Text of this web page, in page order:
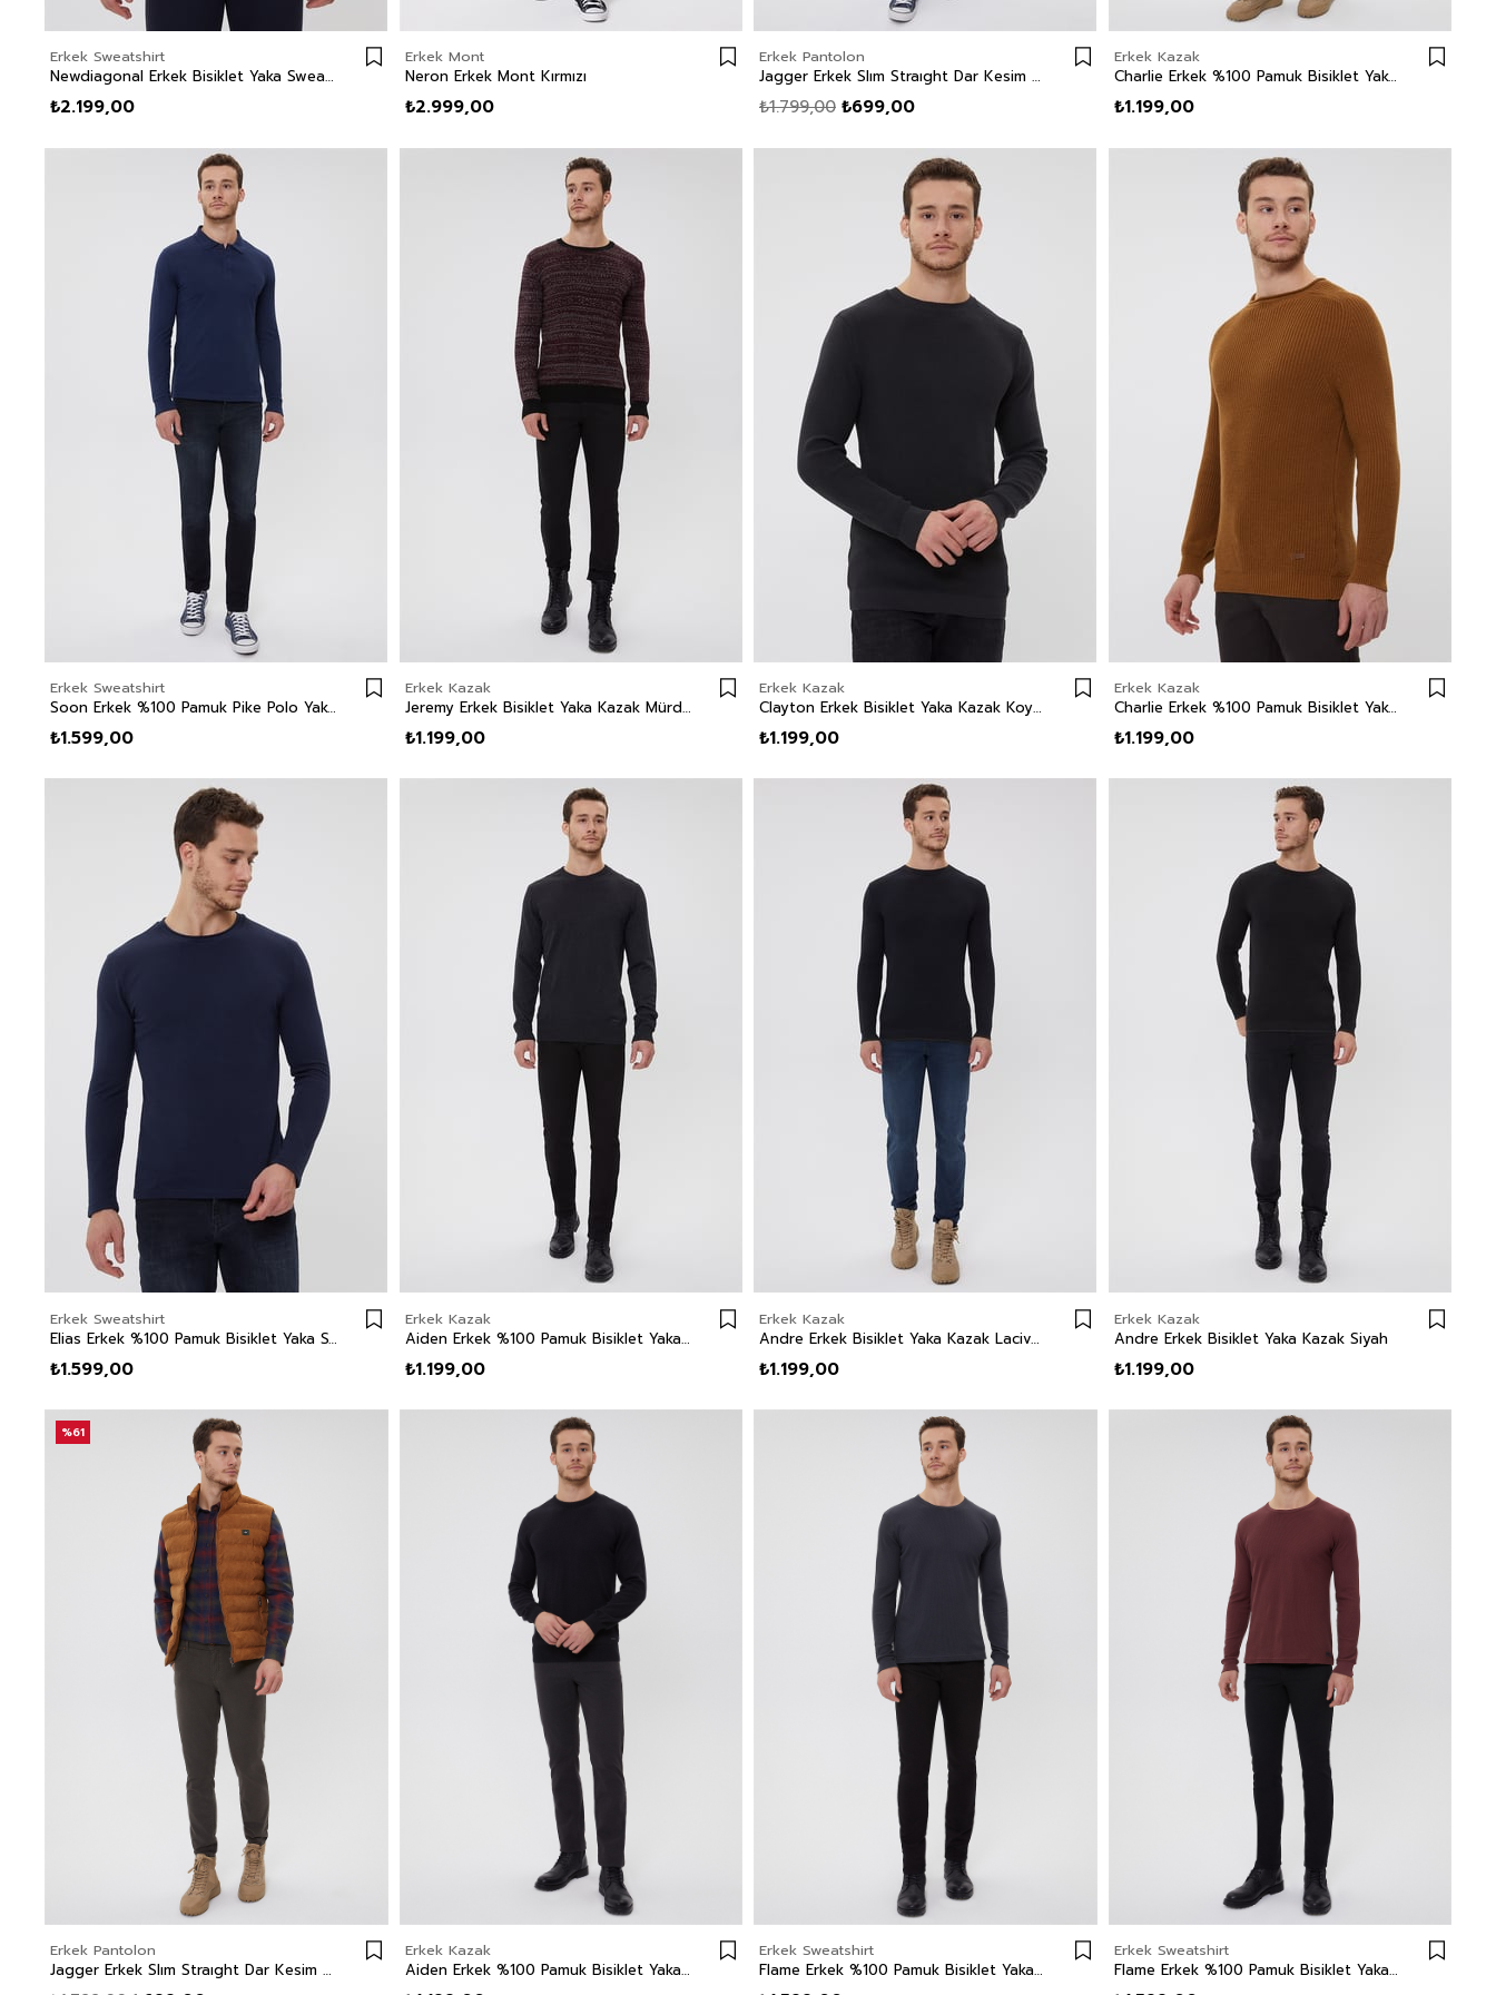
Erkek Sweatshirt
Newdiagonal Erkek Bisiklet Yaka Sweatshirt İndigo
₺2.199,00
Erkek Mont
Neron Erkek Mont Kırmızı
₺2.999,00
Erkek Pantolon
Jagger Erkek Slım Straıght Dar Kesim Normal Bel Dokuma Pantolon Düz Paça Yeşil
₺699,00
₺1.799,00
Erkek Kazak
Charlie Erkek %100 Pamuk Bisiklet Yaka Kazak Haki
₺1.199,00
Erkek Sweatshirt
Soon Erkek %100 Pamuk Pike Polo Yaka Sweatshirt Lacivert
₺1.599,00
Erkek Kazak
Jeremy Erkek Bisiklet Yaka Kazak Mürdüm - Siyah
₺1.199,00
Erkek Kazak
Clayton Erkek Bisiklet Yaka Kazak Koyu Gri
₺1.199,00
Erkek Kazak
Charlie Erkek %100 Pamuk Bisiklet Yaka Kazak Koyu Hardal
₺1.199,00
Erkek Sweatshirt
Elias Erkek %100 Pamuk Bisiklet Yaka Sweatshirt Lacivert
₺1.599,00
Erkek Kazak
Aiden Erkek %100 Pamuk Bisiklet Yaka Kazak Antrasit
₺1.199,00
Erkek Kazak
Andre Erkek Bisiklet Yaka Kazak Lacivert
₺1.199,00
Erkek Kazak
Andre Erkek Bisiklet Yaka Kazak Siyah
₺1.199,00
Erkek Pantolon
Jagger Erkek Slım Straıght Dar Kesim Normal Bel Dokuma Pantolon Düz Paça Yeşil
%61
Erkek Kazak
Aiden Erkek %100 Pamuk Bisiklet Yaka Kazak Siyah
Erkek Sweatshirt
Flame Erkek %100 Pamuk Bisiklet Yaka Sweatshirt Antrasit
Erkek Sweatshirt
Flame Erkek %100 Pamuk Bisiklet Yaka Sweatshirt Bordo